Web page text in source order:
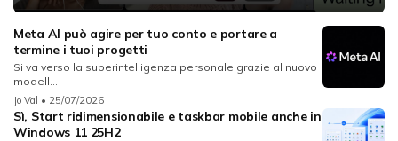
Meta AI può agire per tuo conto e portare a
termine i tuoi progetti
Si va verso la superintelligenza personale grazie al nuovo
modell...
Jo Val • 25/07/2026
Sì, Start ridimensionabile e taskbar mobile anche in
Windows 11 25H2